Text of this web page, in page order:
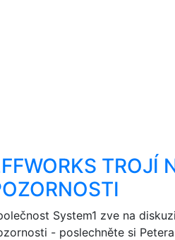
TROJÍ
System1 zve na
- poslechněte si